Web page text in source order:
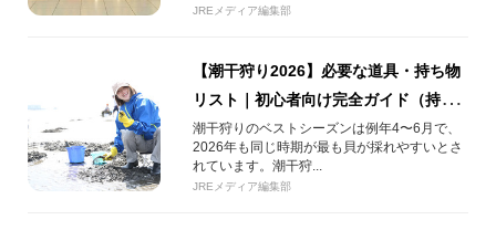
JREメディア編集部
【潮干狩り2026】必要な道具・持ち物
リスト｜初心者向け完全ガイド（持ち
帰り・砂抜きも解説）
潮干狩りのベストシーズンは例年4〜6月で、
2026年も同じ時期が最も貝が採れやすいとさ
れています。潮干狩...
JREメディア編集部